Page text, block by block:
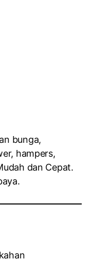
bunga,
hampers,
dan Cepat.